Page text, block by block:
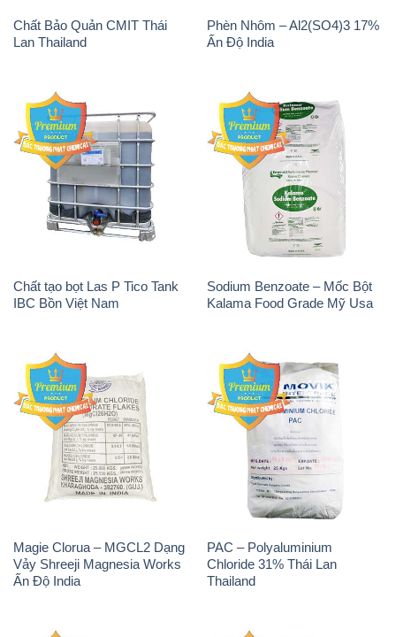
Chất Bảo Quản CMIT Thái
Lan Thailand
Phèn Nhôm – Al2(SO4)3 17%
Ấn Độ India
Chất tạo bọt Las P Tico Tank
IBC Bồn Việt Nam
Sodium Benzoate – Mốc Bột
Kalama Food Grade Mỹ Usa
Magie Clorua – MGCL2 Dạng
Vảy Shreeji Magnesia Works
Ấn Độ India
PAC – Polyaluminium
Chloride 31% Thái Lan
Thailand